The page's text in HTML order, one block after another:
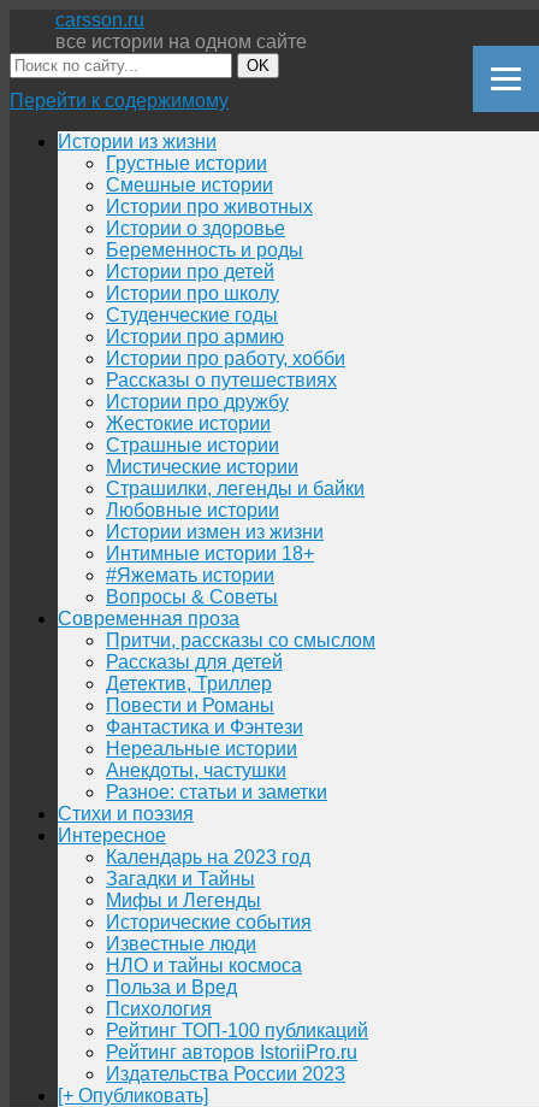
carsson.ru
все истории на одном сайте
OK
Перейти к содержимому
Истории из жизни
Грустные истории
Смешные истории
Истории про животных
Истории о здоровье
Беременность и роды
Истории про детей
Истории про школу
Студенческие годы
Истории про армию
Истории про работу, хобби
Рассказы о путешествиях
Истории про дружбу
Жестокие истории
Страшные истории
Мистические истории
Страшилки, легенды и байки
Любовные истории
Истории измен из жизни
Интимные истории 18+
#Яжемать истории
Вопросы & Советы
Современная проза
Притчи, рассказы со смыслом
Рассказы для детей
Детектив, Триллер
Повести и Романы
Фантастика и Фэнтези
Нереальные истории
Анекдоты, частушки
Разное: статьи и заметки
Стихи и поэзия
Интересное
Календарь на 2023 год
Загадки и Тайны
Мифы и Легенды
Исторические события
Известные люди
НЛО и тайны космоса
Польза и Вред
Психология
Рейтинг ТОП-100 публикаций
Рейтинг авторов IstoriiPro.ru
Издательства России 2023
[+ Опубликовать]